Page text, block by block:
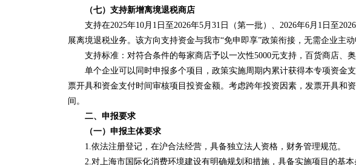
（七）支持新增离境退税商店
支持在2025年10月1日至2026年5月31日（第一批）、2026年6月1日至
展离境退税业务。该方向支持资金与我市“免申即享”政策衔接，无需企业主
支持标准：对符合条件的每家商店予以一次性5000元支持，百货商店、奥
单个企业可以同时申报多个项目，政策实施周期内累计获得本专项资金
票开具和资金支付时间审核项目投资金额。考虑跨年投资因素，发票开具和
间。
二、申报要求
（一）申报主体要求
1.依法注册登记，在沪合法经营，具备独立法人资格，财务管理规范。
2.对上海市国际化消费环境建设有明确规划和措施，具备实施项目的基本